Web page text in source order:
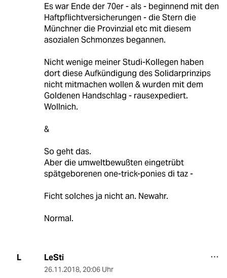
Es war Ende der 70er - als - beginnend mit den
Haftpflichtversicherungen - die Stern die
Münchner die Provinzial etc mit diesem
asozialen Schmonzes begannen.
Nicht wenige meiner Studi-Kollegen haben
dort diese Aufkündigung des Solidarprinzips
nicht mitmachen wollen & wurden mit dem
Goldenen Handschlag - rausexpediert.
Wollnich.
&
So geht das.
Aber die umweltbewußten eingetrübt
spätgeborenen one-trick-ponies di taz -
Ficht solches ja nicht an. Newahr.
Normal.
L LeSti
26.11.2018, 20:06 Uhr